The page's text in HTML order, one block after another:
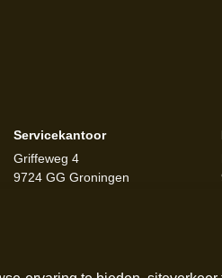
Servicekantoor
Griffeweg 4
9724 GG Groningen